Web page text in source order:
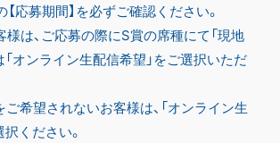
応募期間】を必ずご確認ください。
は、ご応募の際にS賞の席種にて「現地
「オンライン生配信希望」をご選択いただ
希望されないお客様は、「オンライン生
ください。